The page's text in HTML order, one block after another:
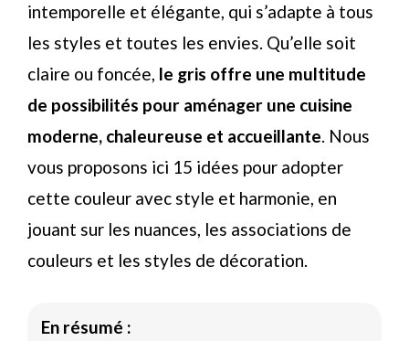
intemporelle et élégante, qui s’adapte à tous
les styles et toutes les envies. Qu’elle soit
claire ou foncée, le gris offre une multitude
de possibilités pour aménager une cuisine
moderne, chaleureuse et accueillante. Nous
vous proposons ici 15 idées pour adopter
cette couleur avec style et harmonie, en
jouant sur les nuances, les associations de
couleurs et les styles de décoration.
En résumé :